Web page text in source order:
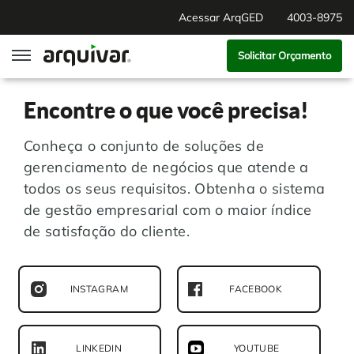
Acessar ArqGED 4003-8975
ArqSign
Soluções
Gestão de Documentos
Software para BPM
Segmentos
Agronegócio
Institucional
Sobre Nós
Solicitar Orçamento
Encontre o que você precisa!
Conheça o conjunto de soluções de
gerenciamento de negócios que atende a
todos os seus requisitos. Obtenha o sistema
de gestão empresarial com o maior índice
de satisfação do cliente.
INSTAGRAM
LINKEDIN
FACEBOOK
YOUTUBE